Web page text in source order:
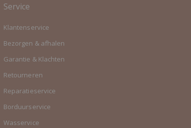
Service
Klantenservice
Bezorgen & afhalen
Garantie & Klachten
Retourneren
Reparatieservice
Borduurservice
Wasservice